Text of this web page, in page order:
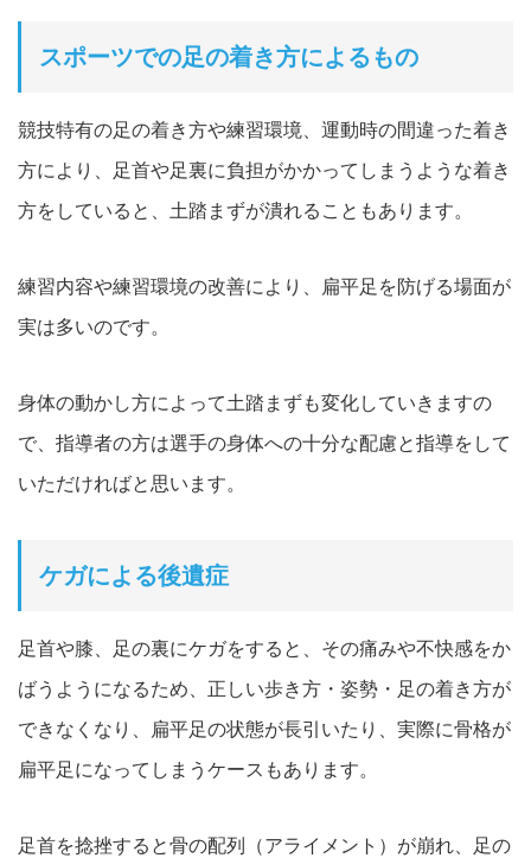
スポーツでの足の着き方によるもの
競技特有の足の着き方や練習環境、運動時の間違った着き
方により、足首や足裏に負担がかかってしまうような着き
方をしていると、 土踏まずが潰れることもありま す。
練習内容や練習環境の改善により、扁平足を防げる場面が
実は多いのです。
身体の動かし方によって土踏まずも変化していきますの
で、指導者の方は選手の身体への十分な配慮と指導をして
いただければと思います。
ケガによる後遺症
足首や膝、足の裏にケガをすると、その痛みや不快感をか
ばうようになるため、正しい歩き方・姿勢・足の着き方が
できなくなり 、扁平足の状態が長引いたり、実際に骨格が
扁平足になってしまうケースもあります。
足首を捻挫すると骨の配列（アライメント）が崩れ、足の